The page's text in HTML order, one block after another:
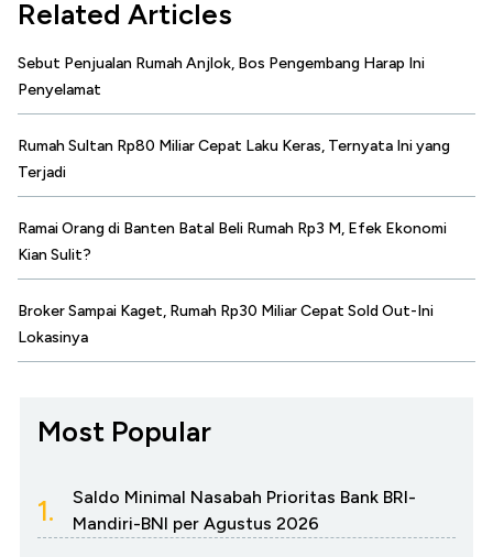
Related Articles
Sebut Penjualan Rumah Anjlok, Bos Pengembang Harap Ini
Penyelamat
Rumah Sultan Rp80 Miliar Cepat Laku Keras, Ternyata Ini yang
Terjadi
Ramai Orang di Banten Batal Beli Rumah Rp3 M, Efek Ekonomi
Kian Sulit?
Broker Sampai Kaget, Rumah Rp30 Miliar Cepat Sold Out-Ini
Lokasinya
Most Popular
1.
Saldo Minimal Nasabah Prioritas Bank BRI-
Mandiri-BNI per Agustus 2026